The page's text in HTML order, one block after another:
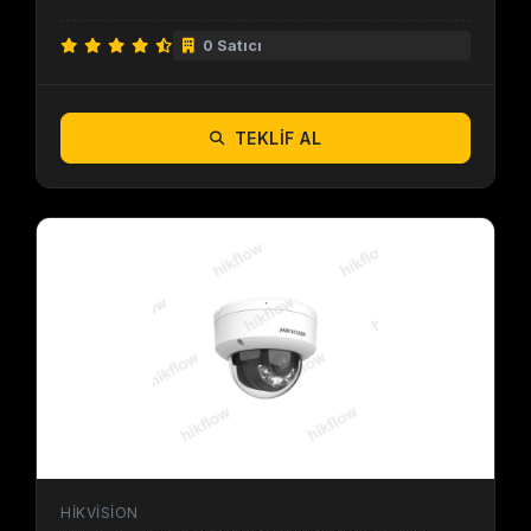
0 Satıcı
TEKLIF AL
HIKVISION